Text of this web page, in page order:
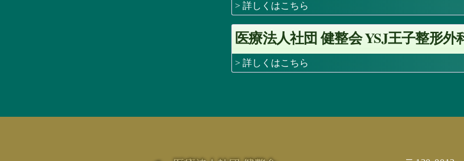
> 詳しくはこちら
医療法人社団 健整会YSJ王子整形外
> 詳しくはこちら